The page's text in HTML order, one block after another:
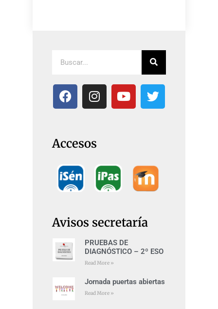
Accesos
Avisos secretaría
PRUEBAS DE
DIAGNÓSTICO – 2º ESO
Read More »
Jornada puertas abiertas
Read More »